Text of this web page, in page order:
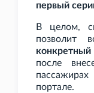
первый
В целом,
позволит
конкретный
после
портале.